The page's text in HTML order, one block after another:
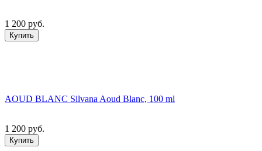
1 200 руб.
Купить
AOUD BLANC Silvana Aoud Blanc, 100 ml
1 200 руб.
Купить